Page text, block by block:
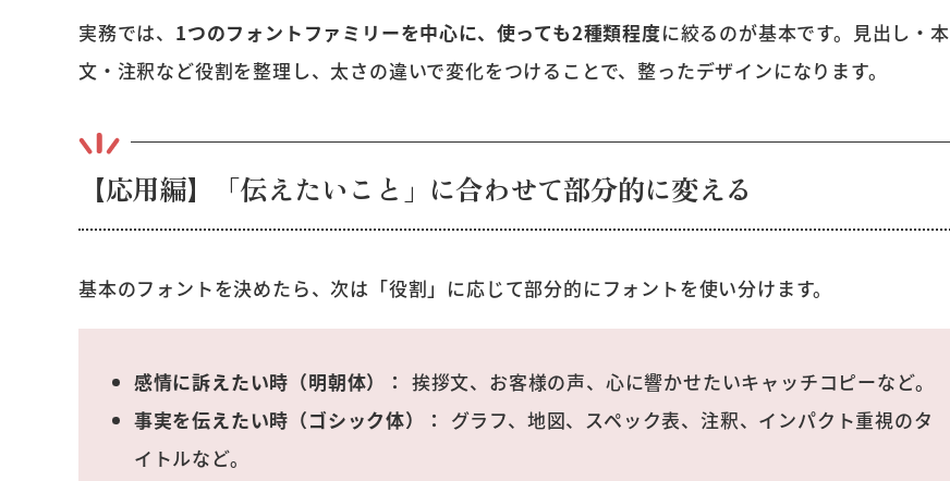
実務では、 1つのフォントファミリーを中心に、使っても2種類程度に絞るのが基本です。見出し・本
文・注釈など役割を整理し、太さの違いで変化をつけることで、整ったデザインになります。
【応用編】「伝えたいこと」に合わせて部分的に変える
基本のフォントを決めたら、次は「役割」に応じて部分的にフォントを使い分けます。
感情に訴えたい時（明朝体）： 挨拶文、お客様の声、心に響かせたいキャッチコピーなど。
事実を伝えたい時（ゴシック体）： グラフ、地図、スペック表、注釈、インパクト重視のタ
イトルなど。